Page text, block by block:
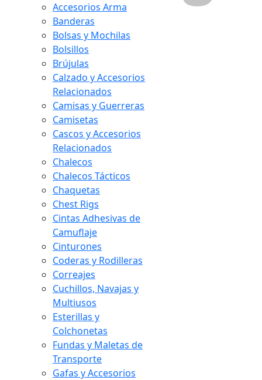
Accesorios Arma
Banderas
Bolsas y Mochilas
Bolsillos
Brújulas
Calzado y Accesorios
Relacionados
Camisas y Guerreras
Camisetas
Cascos y Accesorios
Relacionados
Chalecos
Chalecos Tácticos
Chaquetas
Chest Rigs
Cintas Adhesivas de
Camuflaje
Cinturones
Coderas y Rodilleras
Correajes
Cuchillos, Navajas y
Multiusos
Esterillas y
Colchonetas
Fundas y Maletas de
Transporte
Gafas y Accesorios